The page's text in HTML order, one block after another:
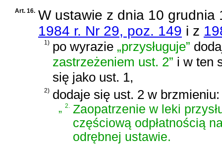
Art. 16. W ustawie z dnia 10 grudnia
1984 r. Nr 29, poz. 149 i z
1) po wyrazie „przysługuje”
zastrzeżeniem ust. 2” i w ten
się jako ust. 1,
2) dodaje się ust. 2 w brzmieniu:
„ 2. Zaopatrzenie w leki
częściową odpłatnością
odrębnej ustawie.